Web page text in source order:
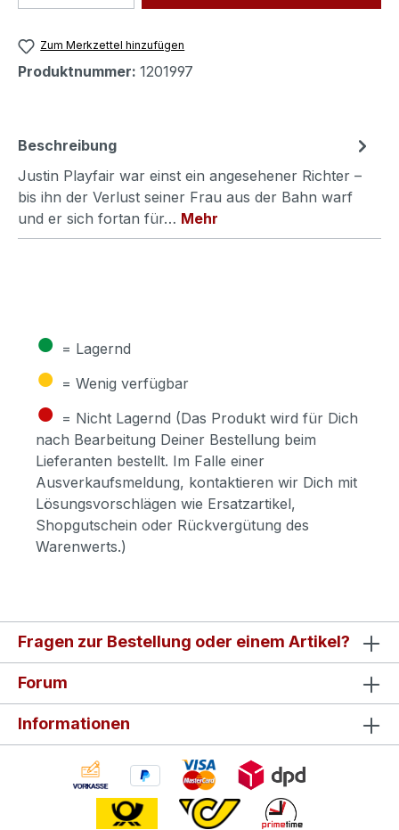
Zum Merkzettel hinzufügen
Produktnummer: 1201997
Beschreibung
Justin Playfair war einst ein angesehener Richter –
bis ihn der Verlust seiner Frau aus der Bahn warf
und er sich fortan für… Mehr
● = Lagernd
● = Wenig verfügbar
● = Nicht Lagernd (Das Produkt wird für Dich
nach Bearbeitung Deiner Bestellung beim
Lieferanten bestellt. Im Falle einer
Ausverkaufsmeldung, kontaktieren wir Dich mit
Lösungsvorschlägen wie Ersatzartikel,
Shopgutschein oder Rückvergütung des
Warenwerts.)
Fragen zur Bestellung oder einem Artikel?
Forum
Informationen